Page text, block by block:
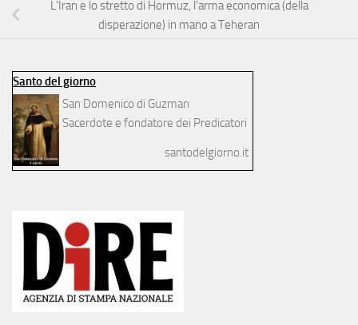
L’Iran e lo stretto di Hormuz, l’arma economica (della
disperazione) in mano a Teheran
Santo del giorno
San Domenico di Guzman
Sacerdote e fondatore dei Predicatori
santodelgiorno.it